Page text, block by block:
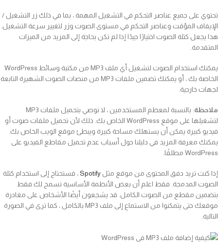
تحتوي على جميع عناصر التحكم في التشغيل المهمة ، بما في ذلك زر التشغيل /
الإيقاف المؤقت وعناصر التحكم في مستوى الصوت وزر لتغيير سرعة التشغيل.
هذا يجعل كتلة الصوت اختيارًا جيدًا إذا لم تكن بحاجة إلى المزيد من الميزات
المتقدمة.
يمكنك استخدام الصوت لتشغيل أي ملف MP3 من مكتبة وسائط WordPress
الخاصة بك ، أو يمكنك تضمين ملفات MP3 من منصات الصوت الشهيرة التابعة
لجهات خارجية.
ملاحظة
: بالنسبة لمعظم المستخدمين ، لا نوصي بتحميل ملفات MP3
لتشغيلها على موقع WordPress الخاص بك. ذلك لأن تحميل ملفات صوت أو
فيديو كبيرة يمكن أن يستهلك مساحة كبيرة ويبطئ موقع الويب الخاص بك.
يمكنك معرفة المزيد في دليلنا حول أسباب عدم تحميل مقاطع الفيديو على
WordPress مطلقًا.
إذا كنت تريد دفق المحتوى من موقع مثلSpotify، فستحتاج إلى استخدام كتلة
الصوت المدمجة. فقط اعلم أن بعض الأنظمة الأساسية تسمح لك فقط
بتضمين مقطع من الصوت الكامل. قد يشجعون أيضًا الأشخاص على مغادرة
موقعك حتى يتمكنوا من الاستماع إلى ملف MP3 بالكامل ، كما ترى في الصورة
التالية.